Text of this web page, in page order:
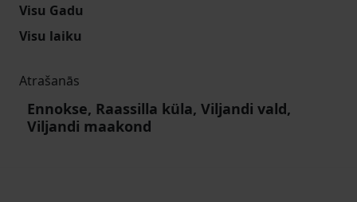
Visu Gadu
Visu laiku
Atrašanās
Ennokse, Raassilla küla, Viljandi vald,
Viljandi maakond